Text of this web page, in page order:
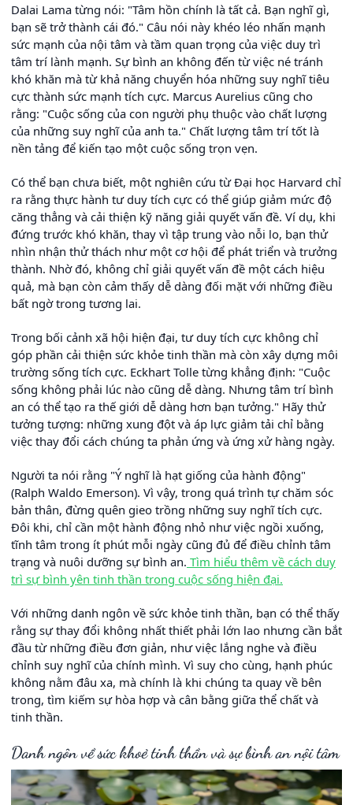
Dalai Lama từng nói: "Tâm hồn chính là tất cả. Bạn nghĩ gì,
bạn sẽ trở thành cái đó." Câu nói này khéo léo nhấn mạnh
sức mạnh của nội tâm và tầm quan trọng của việc duy trì
tâm trí lành mạnh. Sự bình an không đến từ việc né tránh
khó khăn mà từ khả năng chuyển hóa những suy nghĩ tiêu
cực thành sức mạnh tích cực. Marcus Aurelius cũng cho
rằng: "Cuộc sống của con người phụ thuộc vào chất lượng
của những suy nghĩ của anh ta." Chất lượng tâm trí tốt là
nền tảng để kiến tạo một cuộc sống trọn vẹn.
Có thể bạn chưa biết, một nghiên cứu từ Đại học Harvard chỉ
ra rằng thực hành tư duy tích cực có thể giúp giảm mức độ
căng thẳng và cải thiện kỹ năng giải quyết vấn đề. Ví dụ, khi
đứng trước khó khăn, thay vì tập trung vào nỗi lo, bạn thử
nhìn nhận thử thách như một cơ hội để phát triển và trưởng
thành. Nhờ đó, không chỉ giải quyết vấn đề một cách hiệu
quả, mà bạn còn cảm thấy dễ dàng đối mặt với những điều
bất ngờ trong tương lai.
Trong bối cảnh xã hội hiện đại, tư duy tích cực không chỉ
góp phần cải thiện sức khỏe tinh thần mà còn xây dựng môi
trường sống tích cực. Eckhart Tolle từng khẳng định: "Cuộc
sống không phải lúc nào cũng dễ dàng. Nhưng tâm trí bình
an có thể tạo ra thế giới dễ dàng hơn bạn tưởng." Hãy thử
tưởng tượng: những xung đột và áp lực giảm tải chỉ bằng
việc thay đổi cách chúng ta phản ứng và ứng xử hàng ngày.
Người ta nói rằng "Ý nghĩ là hạt giống của hành động"
(Ralph Waldo Emerson). Vì vậy, trong quá trình tự chăm sóc
bản thân, đừng quên gieo trồng những suy nghĩ tích cực.
Đôi khi, chỉ cần một hành động nhỏ như việc ngồi xuống,
tĩnh tâm trong ít phút mỗi ngày cũng đủ để điều chỉnh tâm
trạng và nuôi dưỡng sự bình an. Tìm hiểu thêm về cách duy
trì sự bình yên tinh thần trong cuộc sống hiện đại.
Với những danh ngôn về sức khỏe tinh thần, bạn có thể thấy
rằng sự thay đổi không nhất thiết phải lớn lao nhưng cần bắt
đầu từ những điều đơn giản, như việc lắng nghe và điều
chỉnh suy nghĩ của chính mình. Vì suy cho cùng, hạnh phúc
không nằm đâu xa, mà chính là khi chúng ta quay về bên
trong, tìm kiếm sự hòa hợp và cân bằng giữa thể chất và
tinh thần.
Danh ngôn về sức khoẻ tinh thần và sự bình an nội tâm